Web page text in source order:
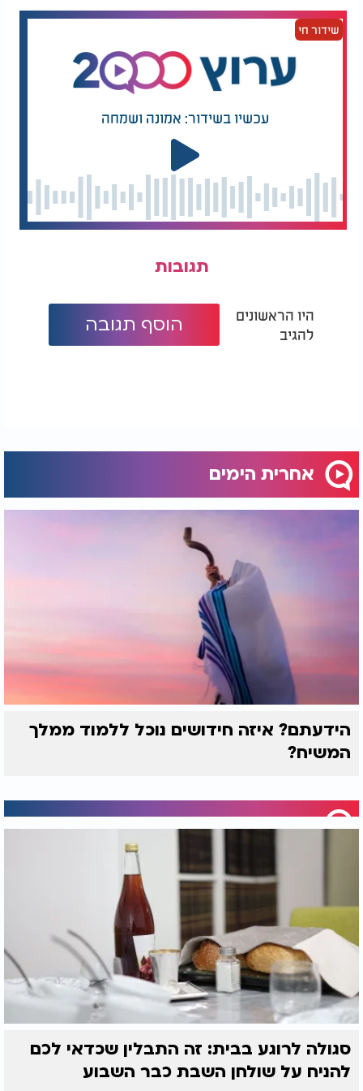
שה' עושה כל מה שעושה אך ורק לטובתנו, ה' יתברך
רוצה באמת ובתמים את קירבתנו ולכן חייבים לעשות
השתדלות, כל אדם במה שהוא מסוגל לעשות ולקחת על
עצמו אך תמיד להיות בתהליך של עשייה והתקדמות, לא
להיתקע במקום.
חייבים לקדם את עצמנו מבחינה רוחנית בדיוק כמו שאנו
דואגים לקדם דברים גשמיים בחיינו, דואגים לפיתוח
הקריירה שלנו וכו'... אפשר להתקדם לאט, העיקר להיות
כל הזמן בתהליך של התקדמות אישית רוחנית, לפתוח
לקב"ה פתח.
כל אחד יקבל על עצמו מה שהוא יכול, נשתדל מאוד
תורה, בהנחת תפילין, בשמירה על הכשרות - כל דבר
לביאת משיח במהרה בימינו אמן.
משיח לפי הקבלה: חזון אחרית הימים | הרב רפאל אוחיון
- אחרית הימים בזוהר הקדוש - מה אמר רשב"י על
שידור חי
עכשיו בשידור: אמונה ושמחה
תגובות
היו הראשונים
להגיב
הוסף תגובה
אחרית הימים
הידעתם? איזה חידושים נוכל ללמוד ממלך
המשיח?
סגולה לרוגע בבית: זה התבלין שכדאי לכם
להניח על שולחן השבת כבר השבוע